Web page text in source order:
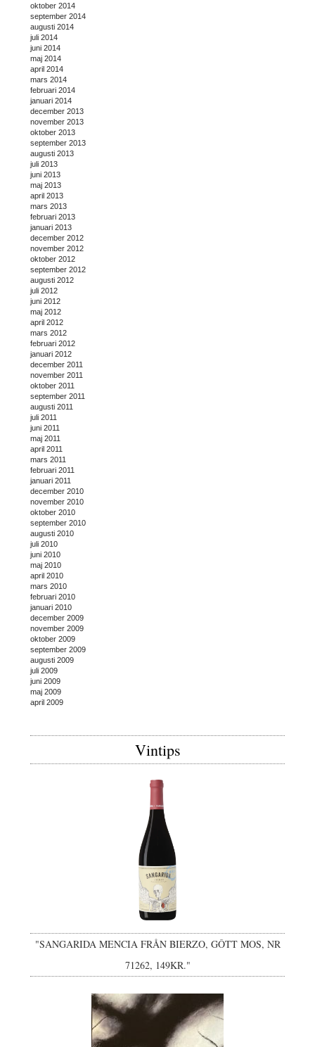
oktober 2014
september 2014
augusti 2014
juli 2014
juni 2014
maj 2014
april 2014
mars 2014
februari 2014
januari 2014
december 2013
november 2013
oktober 2013
september 2013
augusti 2013
juli 2013
juni 2013
maj 2013
april 2013
mars 2013
februari 2013
januari 2013
december 2012
november 2012
oktober 2012
september 2012
augusti 2012
juli 2012
juni 2012
maj 2012
april 2012
mars 2012
februari 2012
januari 2012
december 2011
november 2011
oktober 2011
september 2011
augusti 2011
juli 2011
juni 2011
maj 2011
april 2011
mars 2011
februari 2011
januari 2011
december 2010
november 2010
oktober 2010
september 2010
augusti 2010
juli 2010
juni 2010
maj 2010
april 2010
mars 2010
februari 2010
januari 2010
december 2009
november 2009
oktober 2009
september 2009
augusti 2009
juli 2009
juni 2009
maj 2009
april 2009
Vintips
"SANGARIDA MENCIA FRÅN BIERZO, GÔTT MOS, NR
71262, 149KR."